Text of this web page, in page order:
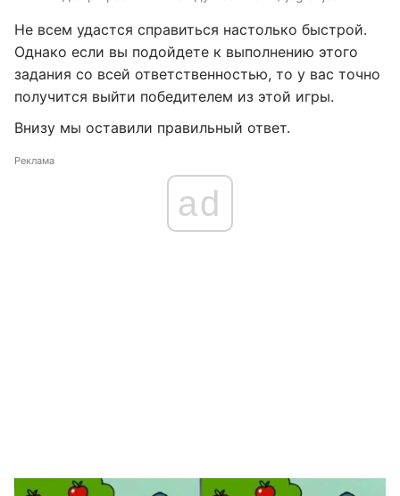
Не всем удастся справиться настолько быстрой.
Однако если вы подойдете к выполнению этого
задания со всей ответственностью, то у вас точно
получится выйти победителем из этой игры.
Внизу мы оставили правильный ответ.
Реклама
ad